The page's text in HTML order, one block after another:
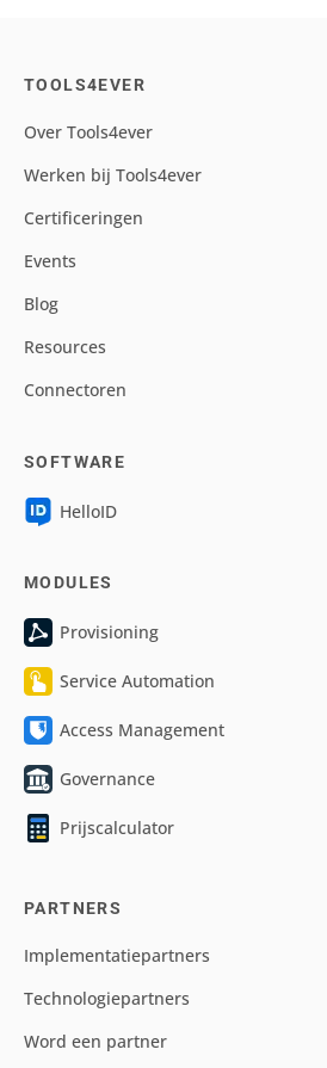
TOOLS4EVER
Over Tools4ever
Werken bij Tools4ever
Certificeringen
Events
Blog
Resources
Connectoren
SOFTWARE
HelloID
MODULES
Provisioning
Service Automation
Access Management
Governance
Prijscalculator
PARTNERS
Implementatiepartners
Technologiepartners
Word een partner